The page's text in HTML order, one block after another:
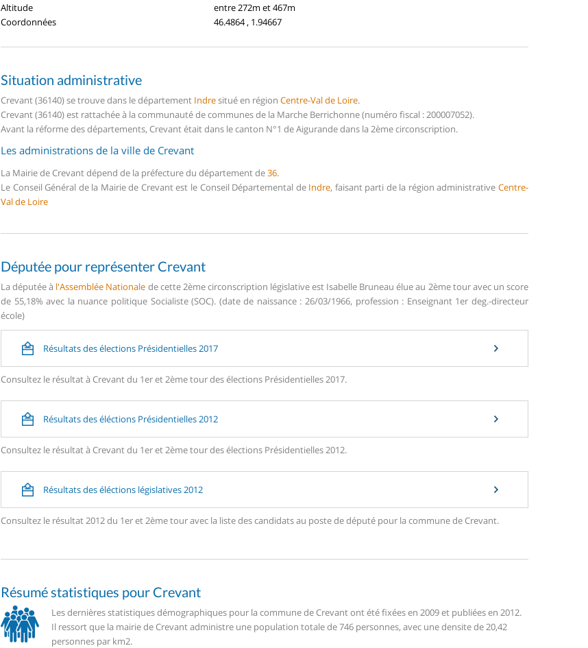
Altitude
entre 272m et 467m
Coordonnées
46.4864 , 1.94667
Situation administrative
Crevant (36140) se trouve dans le département Indresitué en région Centre-Val de Loire.
Crevant (36140) est rattachée à la communauté de communes de la Marche Berrichonne (numéro fiscal : 200007052).
Avant la réforme des départements, Crevant était dans le canton N°1 de Aigurande dans la 2ème circonscription.
Les administrations de la ville de Crevant
La Mairie de Crevant dépend de la préfecture du département de36.
Le Conseil Général de la Mairie de Crevant est le Conseil Départemental de Indre, faisant parti de la région administrativeCentre-
Val de Loire
Députée pour représenter Crevant
La députée à l'Assemblée Nationale de cette 2ème circonscription législative est Isabelle Bruneau élue au 2ème tour avec un score
de 55,18% avec la nuance politique Socialiste (SOC). (date de naissance : 26/03/1966, profession : Enseignant 1er deg.-directeur
école)
Résultats des élections Présidentielles 2017
Consultez le résultat à Crevant du 1er et 2ème tour des élections Présidentielles 2017.
Résultats des éléctions Présidentielles 2012
Consultez le résultat à Crevant du 1er et 2ème tour des élections Présidentielles 2012.
Résultats des éléctions législatives 2012
Consultez le résultat 2012 du 1er et 2ème tour avec la liste des candidats au poste de député pour la commune de Crevant.
Résumé statistiques pour Crevant
Les dernières statistiques démographiques pour la commune de Crevant ont été fixées en 2009 et publiées en 2012.
Il ressort que la mairie de Crevant administre une population totale de 746 personnes, avec une densite de 20,42
personnes par km2.